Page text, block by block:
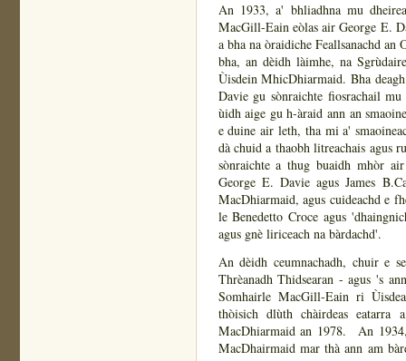
An 1933, a' bhliadhna mu
MacGill-Eain eòlas air George E.
a bha na òraidiche Feallsanachd
bha, an dèidh làimhe, na
Ùisdein MhicDhiarmaid. Bha
Davie gu sònraichte fiosrachail
ùidh aige gu h-àraid ann an
e duine air leth, tha mi a'
dà chuid a thaobh litreachais agus
sònraichte a thug buaidh mhòr
George E. Davie agus James
MacDhiarmaid, agus cuideachd e
le Benedetto Croce agus
agus gnè liriceach na bàrdachd'.
An dèidh ceumnachadh, chuir e
Thrèanadh Thidsearan - agus 's
Somhairle MacGill-Eain ri
thòisich dlùth chàirdeas eatarra
MacDhiarmaid an 1978. An
MacDhairmaid mar thà ann am